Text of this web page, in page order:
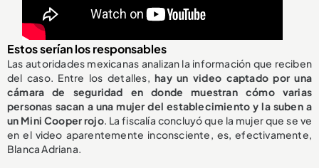
Estos serían los responsables
Las autoridades mexicanas analizan la información que reciben
del caso. Entre los detalles,hay un video captado por una
cámara de seguridad en donde muestran cómo varias
personas sacan a una mujer del establecimiento y la suben a
un Mini Cooper rojo. La fiscalía concluyó que la mujer que se ve
en el video aparentemente inconsciente, es, efectivamente,
Blanca Adriana.